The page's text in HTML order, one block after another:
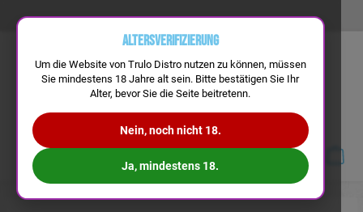
Altersverifizierung
Um die Website von Trulo Distro nutzen zu können, müssen
Sie mindestens 18 Jahre alt sein. Bitte bestätigen Sie Ihr
Alter, bevor Sie die Seite beitretenn.
Nein, noch nicht 18.
Ja, mindestens 18.